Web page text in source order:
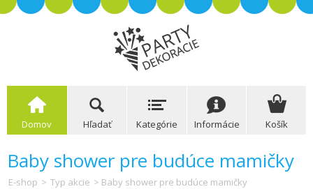
Domov Hľadať Kategórie Informácie Košík
Baby shower pre budúce mamičky
E-shop > Typ akcie > Baby shower pre budúce mamičky